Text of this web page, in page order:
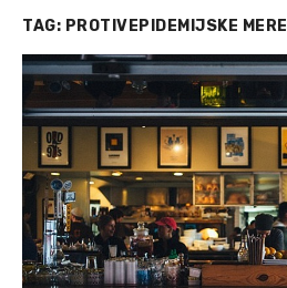
TAG: PROTIVEPIDEMIJSKE MERE